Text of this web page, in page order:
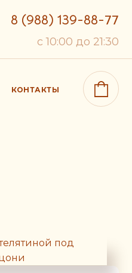
8 (988) 139-88-77
c 10:00 до 21:30
КОНТАКТЫ